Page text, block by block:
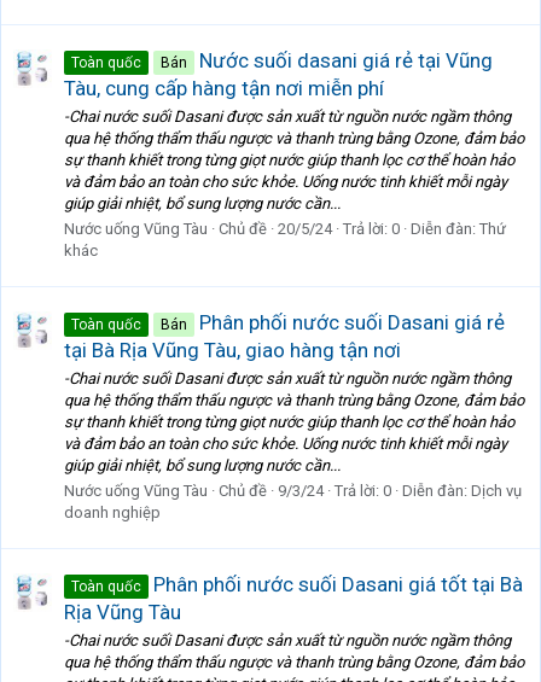
Toàn quốc Bán
Nước suối dasani giá rẻ tại Vũng
Tàu, cung cấp hàng tận nơi miễn phí
-Chai nước suối Dasani được sản xuất từ nguồn nước ngầm thông
qua hệ thống thẩm thấu ngược và thanh trùng bằng Ozone, đảm bảo
sự thanh khiết trong từng giọt nước giúp thanh lọc cơ thể hoàn hảo
và đảm bảo an toàn cho sức khỏe. Uống nước tinh khiết mỗi ngày
giúp giải nhiệt, bổ sung lượng nước cần...
Nước uống Vũng Tàu
Chủ đề 20/5/24 Trả lời: 0 Diễn đàn: Thứ
khác
Toàn quốc Bán
Phân phối nước suối Dasani giá rẻ
tại Bà Rịa Vũng Tàu, giao hàng tận nơi
-Chai nước suối Dasani được sản xuất từ nguồn nước ngầm thông
qua hệ thống thẩm thấu ngược và thanh trùng bằng Ozone, đảm bảo
sự thanh khiết trong từng giọt nước giúp thanh lọc cơ thể hoàn hảo
và đảm bảo an toàn cho sức khỏe. Uống nước tinh khiết mỗi ngày
giúp giải nhiệt, bổ sung lượng nước cần...
Nước uống Vũng Tàu
Chủ đề 9/3/24 Trả lời: 0 Diễn đàn: Dịch vụ
doanh nghiệp
Toàn quốc
Phân phối nước suối Dasani giá tốt tại Bà
Rịa Vũng Tàu
-Chai nước suối Dasani được sản xuất từ nguồn nước ngầm thông
qua hệ thống thẩm thấu ngược và thanh trùng bằng Ozone, đảm bảo